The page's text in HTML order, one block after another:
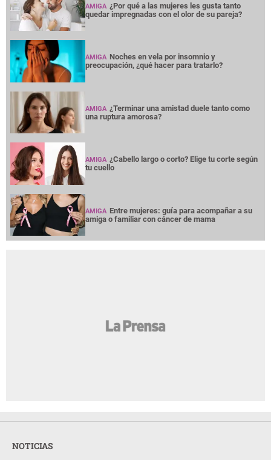
AMIGA ¿Por qué a las mujeres les gusta tanto
quedar impregnadas con el olor de su pareja?
AMIGA Noches en vela por insomnio y
preocupación, ¿qué hacer para tratarlo?
AMIGA ¿Terminar una amistad duele tanto como
una ruptura amorosa?
AMIGA ¿Cabello largo o corto? Elige tu corte según
tu cuello
AMIGA Entre mujeres: guía para acompañar a su
amiga o familiar con cáncer de mama
NOTICIAS